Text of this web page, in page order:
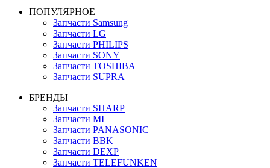
ПОПУЛЯРНОЕ
Запчасти Samsung
Запчасти LG
Запчасти PHILIPS
Запчасти SONY
Запчасти TOSHIBA
Запчасти SUPRA
БРЕНДЫ
Запчасти SHARP
Запчасти MI
Запчасти PANASONIC
Запчасти BBK
Запчасти DEXP
Запчасти TELEFUNKEN